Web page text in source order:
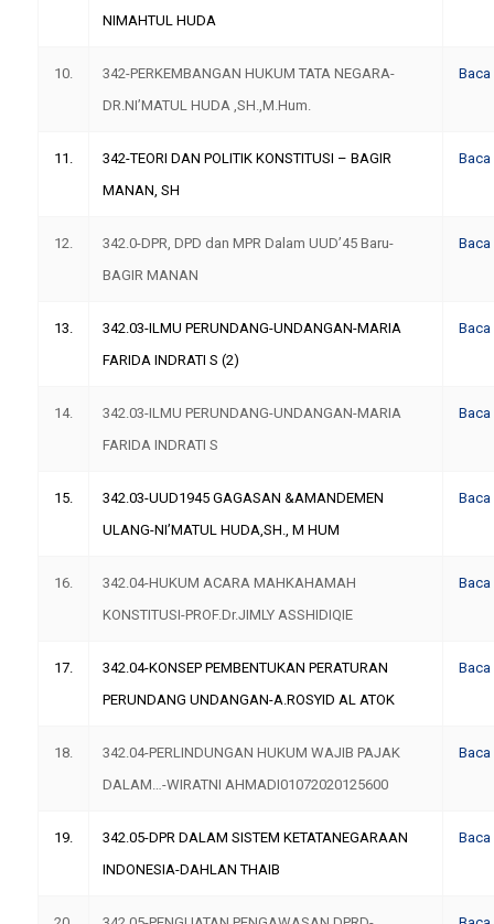
NIMAHTUL HUDA
10.
342-PERKEMBANGAN HUKUM TATA NEGARA-
DR.NI’MATUL HUDA ,SH.,M.Hum.
Baca
11.
342-TEORI DAN POLITIK KONSTITUSI – BAGIR
MANAN, SH
Baca
12.
342.0-DPR, DPD dan MPR Dalam UUD’45 Baru-
BAGIR MANAN
Baca
13.
342.03-ILMU PERUNDANG-UNDANGAN-MARIA
FARIDA INDRATI S (2)
Baca
14.
342.03-ILMU PERUNDANG-UNDANGAN-MARIA
FARIDA INDRATI S
Baca
15.
342.03-UUD1945 GAGASAN &AMANDEMEN
ULANG-NI’MATUL HUDA,SH., M HUM
Baca
16.
342.04-HUKUM ACARA MAHKAHAMAH
KONSTITUSI-PROF.Dr.JIMLY ASSHIDIQIE
Baca
17.
342.04-KONSEP PEMBENTUKAN PERATURAN
PERUNDANG UNDANGAN-A.ROSYID AL ATOK
Baca
18.
342.04-PERLINDUNGAN HUKUM WAJIB PAJAK
DALAM…-WIRATNI AHMADI01072020125600
Baca
19.
342.05-DPR DALAM SISTEM KETATANEGARAAN
INDONESIA-DAHLAN THAIB
Baca